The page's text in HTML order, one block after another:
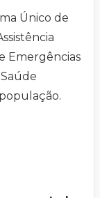
Único de
Emergências